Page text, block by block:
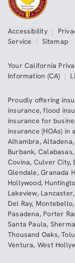
Accessibility|
Service | Sitemap
Your California
Information (CA) |
Proudly offering
insurance,flood
insurance for
insurance (HOAs) in
Alhambra,Altadena
Burbank, Calabasas
Covina, Culver City,
Glendale,Granada
Hollywood,
Lakeview, Lancaster,
Del Ray, Montebello,
Pasadena, Porter
Santa Paula,
Thousand Oaks,
Ventura, West